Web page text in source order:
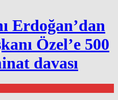
Erdoğan’dan
Özel’e 500
davası